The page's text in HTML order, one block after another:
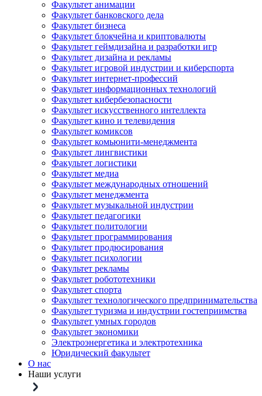
Факультет анимации
Факультет банковского дела
Факультет бизнеса
Факультет блокчейна и криптовалюты
Факультет геймдизайна и разработки игр
Факультет дизайна и рекламы
Факультет игровой индустрии и киберспорта
Факультет интернет-профессий
Факультет информационных технологий
Факультет кибербезопасности
Факультет искусственного интеллекта
Факультет кино и телевидения
Факультет комиксов
Факультет комьюнити-менеджмента
Факультет лингвистики
Факультет логистики
Факультет медиа
Факультет международных отношений
Факультет менеджмента
Факультет музыкальной индустрии
Факультет педагогики
Факультет политологии
Факультет программирования
Факультет продюсирования
Факультет психологии
Факультет рекламы
Факультет робототехники
Факультет спорта
Факультет технологического предпринимательства
Факультет туризма и индустрии гостеприимства
Факультет умных городов
Факультет экономики
Электроэнергетика и электротехника
Юридический факультет
О нас
Наши услуги